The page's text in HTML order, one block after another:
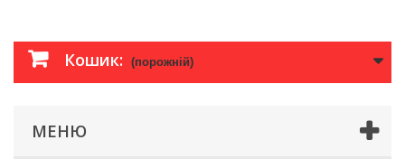
Кошик: (порожній)
МЕНЮ